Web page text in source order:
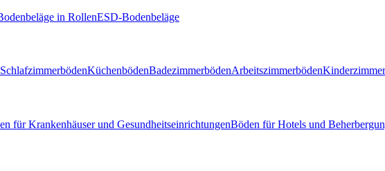
in RollenESD-Bodenbeläge
SchlafzimmerbödenKüchenbödenBadezimmerbödenArbeitszimmerböden
für Krankenhäuser und GesundheitseinrichtungenBöden für Hotels und